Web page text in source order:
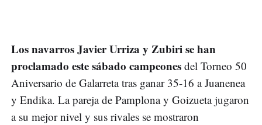
Los navarros Javier Urriza y Zubiri se han
proclamado este sábado campeones del Torneo 50
Aniversario de Galarreta tras ganar 35-16 a Juanenea
y Endika. La pareja de Pamplona y Goizueta jugaron
a su mejor nivel y sus rivales se mostraron